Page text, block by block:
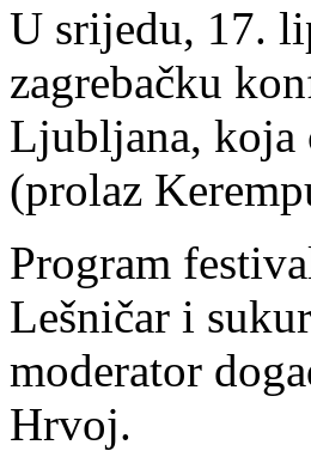
U srijedu, 17.
zagrebačku
Ljubljana, koja
(prolaz
Program
Lešničar i
moderator
Hrvoj.